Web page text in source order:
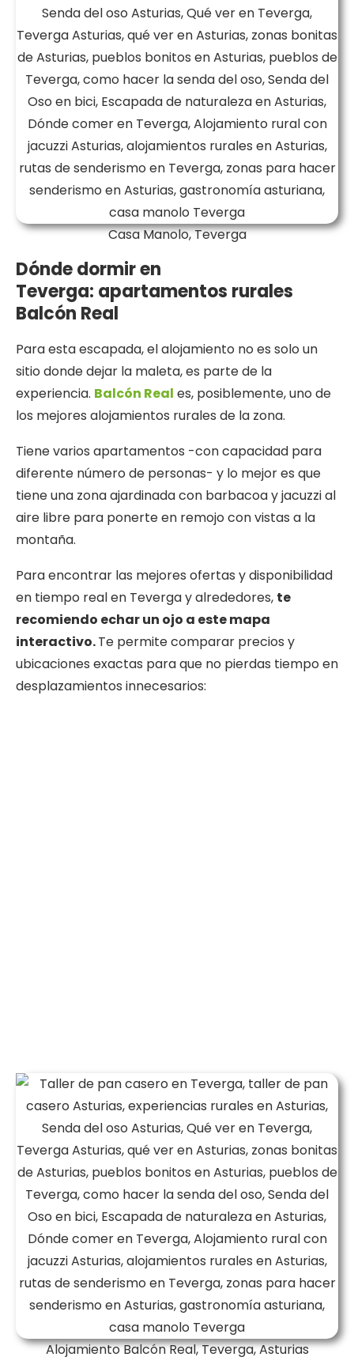
Casa Manolo, Teverga
Dónde dormir en
Teverga: apartamentos rurales
Balcón Real
Para esta escapada, el alojamiento no es solo un
sitio donde dejar la maleta, es parte de la
experiencia. Balcón Real es, posiblemente, uno de
los mejores alojamientos rurales de la zona.
Tiene varios apartamentos -con capacidad para
diferente número de personas- y lo mejor es que
tiene una zona ajardinada con barbacoa y jacuzzi al
aire libre para ponerte en remojo con vistas a la
montaña.
Para encontrar las mejores ofertas y disponibilidad
en tiempo real en Teverga y alrededores, te
recomiendo echar un ojo a este mapa
interactivo.Te permite comparar precios y
ubicaciones exactas para que no pierdas tiempo en
desplazamientos innecesarios:
Alojamiento Balcón Real, Teverga, Asturias